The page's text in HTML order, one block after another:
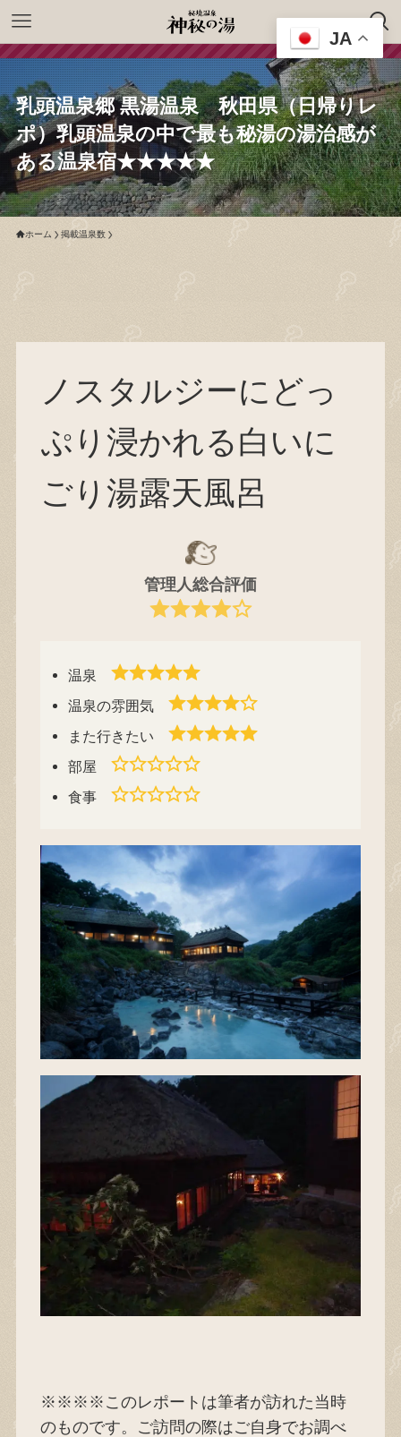
乳頭温泉郷 黒湯温泉 秋田県（日帰りレ
ポ）乳頭温泉の中で最も秘湯の湯治感が
ある温泉宿★★★★★
ホーム 掲載温泉数
ノスタルジーにどっ
ぷり浸かれる白いに
ごり湯露天風呂
管理人総合評価
温泉
温泉の雰囲気
また行きたい
部屋
食事
※※※※このレポートは筆者が訪れた当時
のものです。ご訪問の際はご自身でお調べ
JA